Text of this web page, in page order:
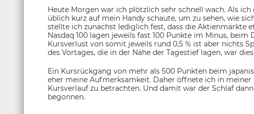
Heute Morgen war ich plötzlich sehr schnell wach. Als
üblich kurz auf mein Handy schaute, um zu sehen, wie
stellte ich zunächst lediglich fest, dass die Aktienmärkte
Nasdaq 100 lagen jeweils fast 100 Punkte im Minus, beim
Kursverlust von somit jeweils rund 0,5 % ist aber nichts
des Vortages, die in der Nähe der Tagestief lagen, war
Ein Kursrückgang von mehr als 500 Punkten beim
eher meine Aufmerksamkeit. Daher öffnete ich in
Kursverlauf zu betrachten. Und damit war der Schlaf
begonnen.